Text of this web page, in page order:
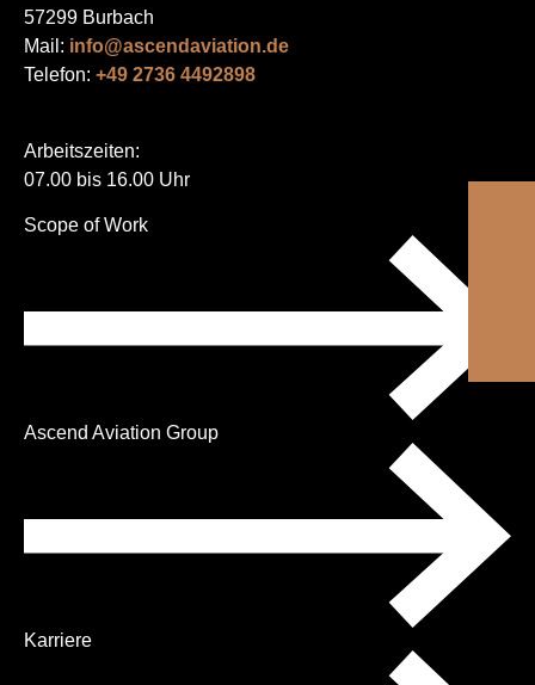
57299 Burbach
Mail: info@ascendaviation.de
Telefon: +49 2736 4492898
Arbeitszeiten:
07.00 bis 16.00 Uhr
Navigation
Scope of Work
Ascend Aviation Group
Karriere